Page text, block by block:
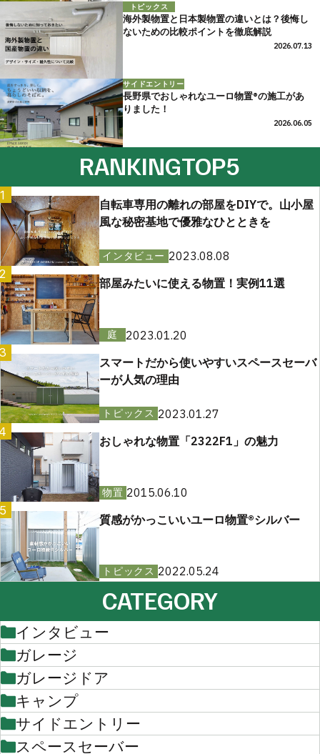
トピックス
海外製物置と日本製物置の違いとは？後悔し
ないための比較ポイントを徹底解説
2026.07.13
サイドエントリー
長野県でおしゃれなユーロ物置®の施工があ
りました！
2026.06.05
RANKINGTOP5
1
自転車専用の離れの部屋をDIYで。山小屋
風な秘密基地で優雅なひとときを
インタビュー 2023.08.08
2
部屋みたいに使える物置！実例11選
庭
2023.01.20
スマートだから使いやすいスペースセーバ
ーが人気の理由
トピックス 2023.01.27
おしゃれな物置「2322F1」の魅力
物置 2015.06.10
質感がかっこいいユーロ物置®︎シルバー
トピックス 2022.05.24
CATEGORY
インタビュー
ガレージ
ガレージドア
キャンプ
サイドエントリー
スペースセーバー